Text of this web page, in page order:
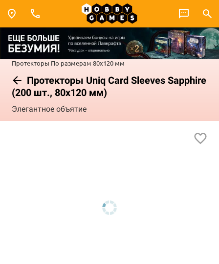
Протекторы По размерам 80x120 мм
Протекторы Uniq Card Sleeves Sapphire
(200 шт., 80x120 мм)
Элегантное объятие